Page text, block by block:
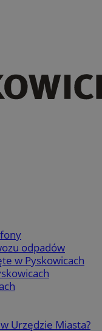
odpadów
w Pyskowicach
Urzędzie Miasta?